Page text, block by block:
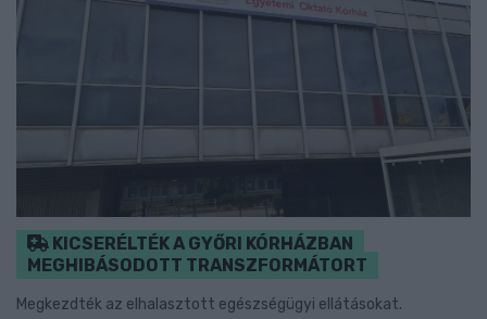
KICSERÉLTÉK A GYŐRI KÓRHÁZBAN
MEGHIBÁSODOTT TRANSZFORMÁTORT
Megkezdték az elhalasztott egészségügyi ellátásokat.